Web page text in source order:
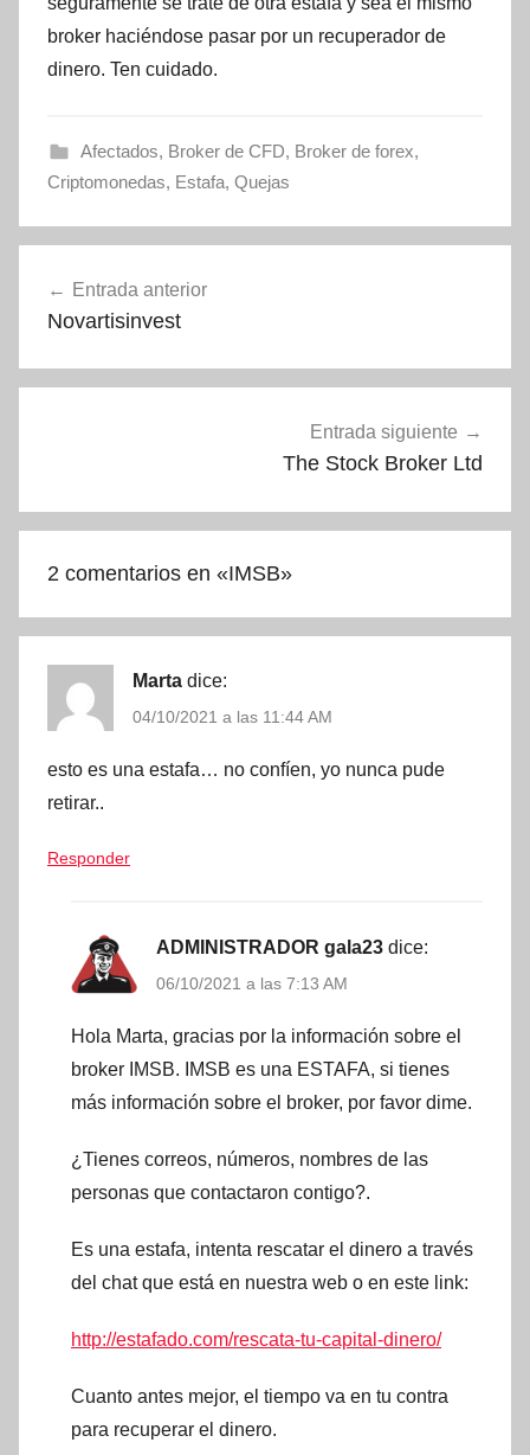
broker haciéndose pasar por un recuperador de
dinero. Ten cuidado.
Afectados, Broker de CFD, Broker de forex,
Criptomonedas, Estafa, Quejas
de
Entrada anterior
Novartisinvest
Entrada siguiente
The Stock Broker Ltd
2 comentarios en «IMSB»
Marta dice:
04/10/2021 a las 11:44 AM
esto es una estafa… no confíen, yo nunca pude
retirar..
Responder
ADMINISTRADOR gala23 dice:
06/10/2021 a las 7:13 AM
Hola Marta, gracias por la información sobre el
broker IMSB. IMSB es una ESTAFA, si tienes
más información sobre el broker, por favor dime.
¿Tienes correos, números, nombres de las
personas que contactaron contigo?.
Es una estafa, intenta rescatar el dinero a través
del chat que está en nuestra web o en este link:
http://estafado.com/rescata-tu-capital-dinero/
Cuanto antes mejor, el tiempo va en tu contra
para recuperar el dinero.